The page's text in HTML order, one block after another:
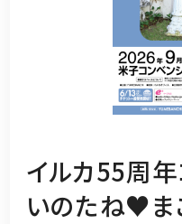
イルカ55周
いのたね♥ま